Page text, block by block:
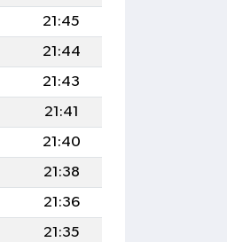
21:45
21:44
21:43
21:41
21:40
21:38
21:36
21:35